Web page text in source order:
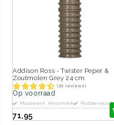
Addison Ross - Twister Peper &
Zoutmolen Grey 24 cm
(20 reviews)
Op voorraad
Maalwerk: Keramiek Rubberwood
71,95